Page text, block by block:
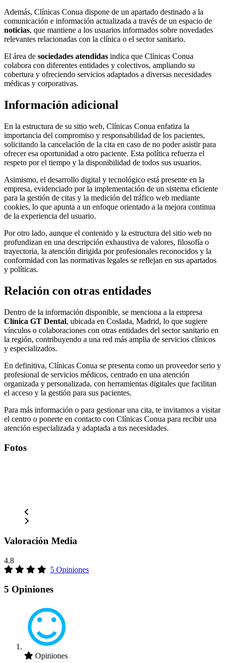
Además, Clínicas Conua dispone de un apartado destinado a la
comunicación e información actualizada a través de un espacio de
noticias, que mantiene a los usuarios informados sobre novedades
relevantes relacionadas con la clínica o el sector sanitario.
El área de sociedades atendidas indica que Clínicas Conua
colabora con diferentes entidades y colectivos, ampliando su
cobertura y ofreciendo servicios adaptados a diversas necesidades
médicas y corporativas.
Información adicional
En la estructura de su sitio web, Clínicas Conua enfatiza la
importancia del compromiso y responsabilidad de los pacientes,
solicitando la cancelación de la cita en caso de no poder asistir para
ofrecer esa oportunidad a otro paciente. Esta política refuerza el
respeto por el tiempo y la disponibilidad de todos sus usuarios.
Asimismo, el desarrollo digital y tecnológico está presente en la
empresa, evidenciado por la implementación de un sistema eficiente
para la gestión de citas y la medición del tráfico web mediante
cookies, lo que apunta a un enfoque orientado a la mejora continua
de la experiencia del usuario.
Por otro lado, aunque el contenido y la estructura del sitio web no
profundizan en una descripción exhaustiva de valores, filosofía o
trayectoria, la atención dirigida por profesionales reconocidos y la
conformidad con las normativas legales se reflejan en sus apartados
y políticas.
Relación con otras entidades
Dentro de la información disponible, se menciona a la empresa
Clínica GT Dental, ubicada en Coslada, Madrid, lo que sugiere
vínculos o colaboraciones con otras entidades del sector sanitario en
la región, contribuyendo a una red más amplia de servicios clínicos
y especializados.
En definitiva, Clínicas Conua se presenta como un proveedor serio y
profesional de servicios médicos, centrado en una atención
organizada y personalizada, con herramientas digitales que facilitan
el acceso y la gestión para sus pacientes.
Para más información o para gestionar una cita, te invitamos a visitar
el centro o ponerte en contacto con Clínicas Conua para recibir una
atención especializada y adaptada a tus necesidades.
Fotos
Valoración Media
4.8
5 Opiniones
5 Opiniones
Opiniones